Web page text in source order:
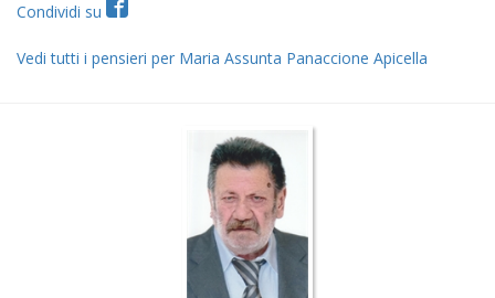
Condividi su
Vedi tutti i pensieri per Maria Assunta Panaccione Apicella